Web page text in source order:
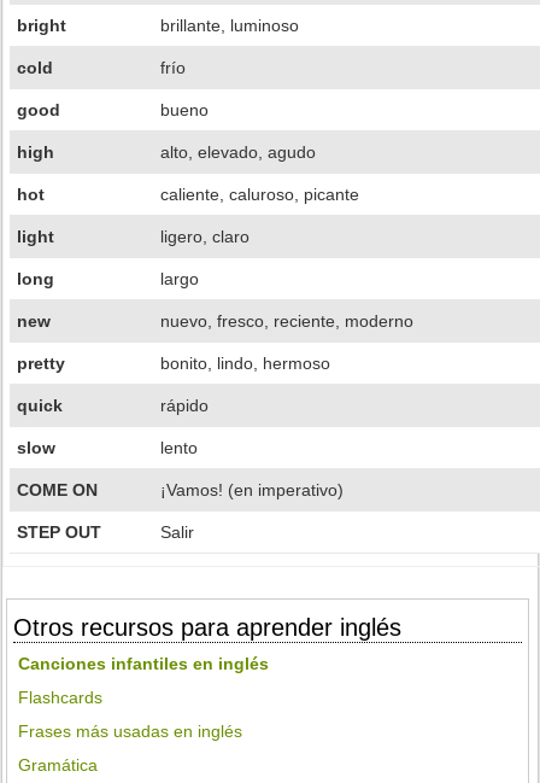
bright brillante, luminoso
cold frío
good bueno
high alto, elevado, agudo
hot caliente, caluroso, picante
light ligero, claro
long largo
new nuevo, fresco, reciente, moderno
pretty bonito, lindo, hermoso
quick rápido
slow lento
COME ON ¡Vamos! (en imperativo)
STEP OUT Salir
Otros recursos para aprender inglés
Canciones infantiles en inglés
Flashcards
Frases más usadas en inglés
Gramática